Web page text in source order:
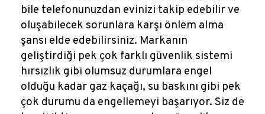
bile telefonunuzdan evinizi takip edebilir ve
oluşabilecek sorunlara karşı önlem alma
şansı elde edebilirsiniz. Markanın
geliştirdiği pek çok farklı güvenlik sistemi
hırsızlık gibi olumsuz durumlara engel
olduğu kadar gaz kaçağı, su baskını gibi pek
çok durumu da engellemeyi başarıyor. Siz de